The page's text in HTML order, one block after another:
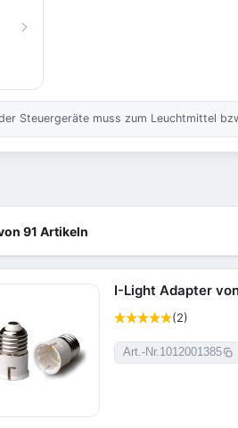
Steuergeräte muss zum Leuchtmittel
91 Artikeln
I-Light Adapter
(2)
Art.-Nr.1012001385